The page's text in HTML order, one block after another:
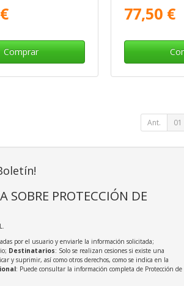
Comprar
77,50 €
Ant. 01
SOBRE PROTECCIÓN DE
por el usuario y enviarle la información solicitada;
Destinatarios: Solo se realizan cesiones si existe una
y suprimir, así como otros derechos, como se indica en la
: Puede consultar la información completa de Protección de